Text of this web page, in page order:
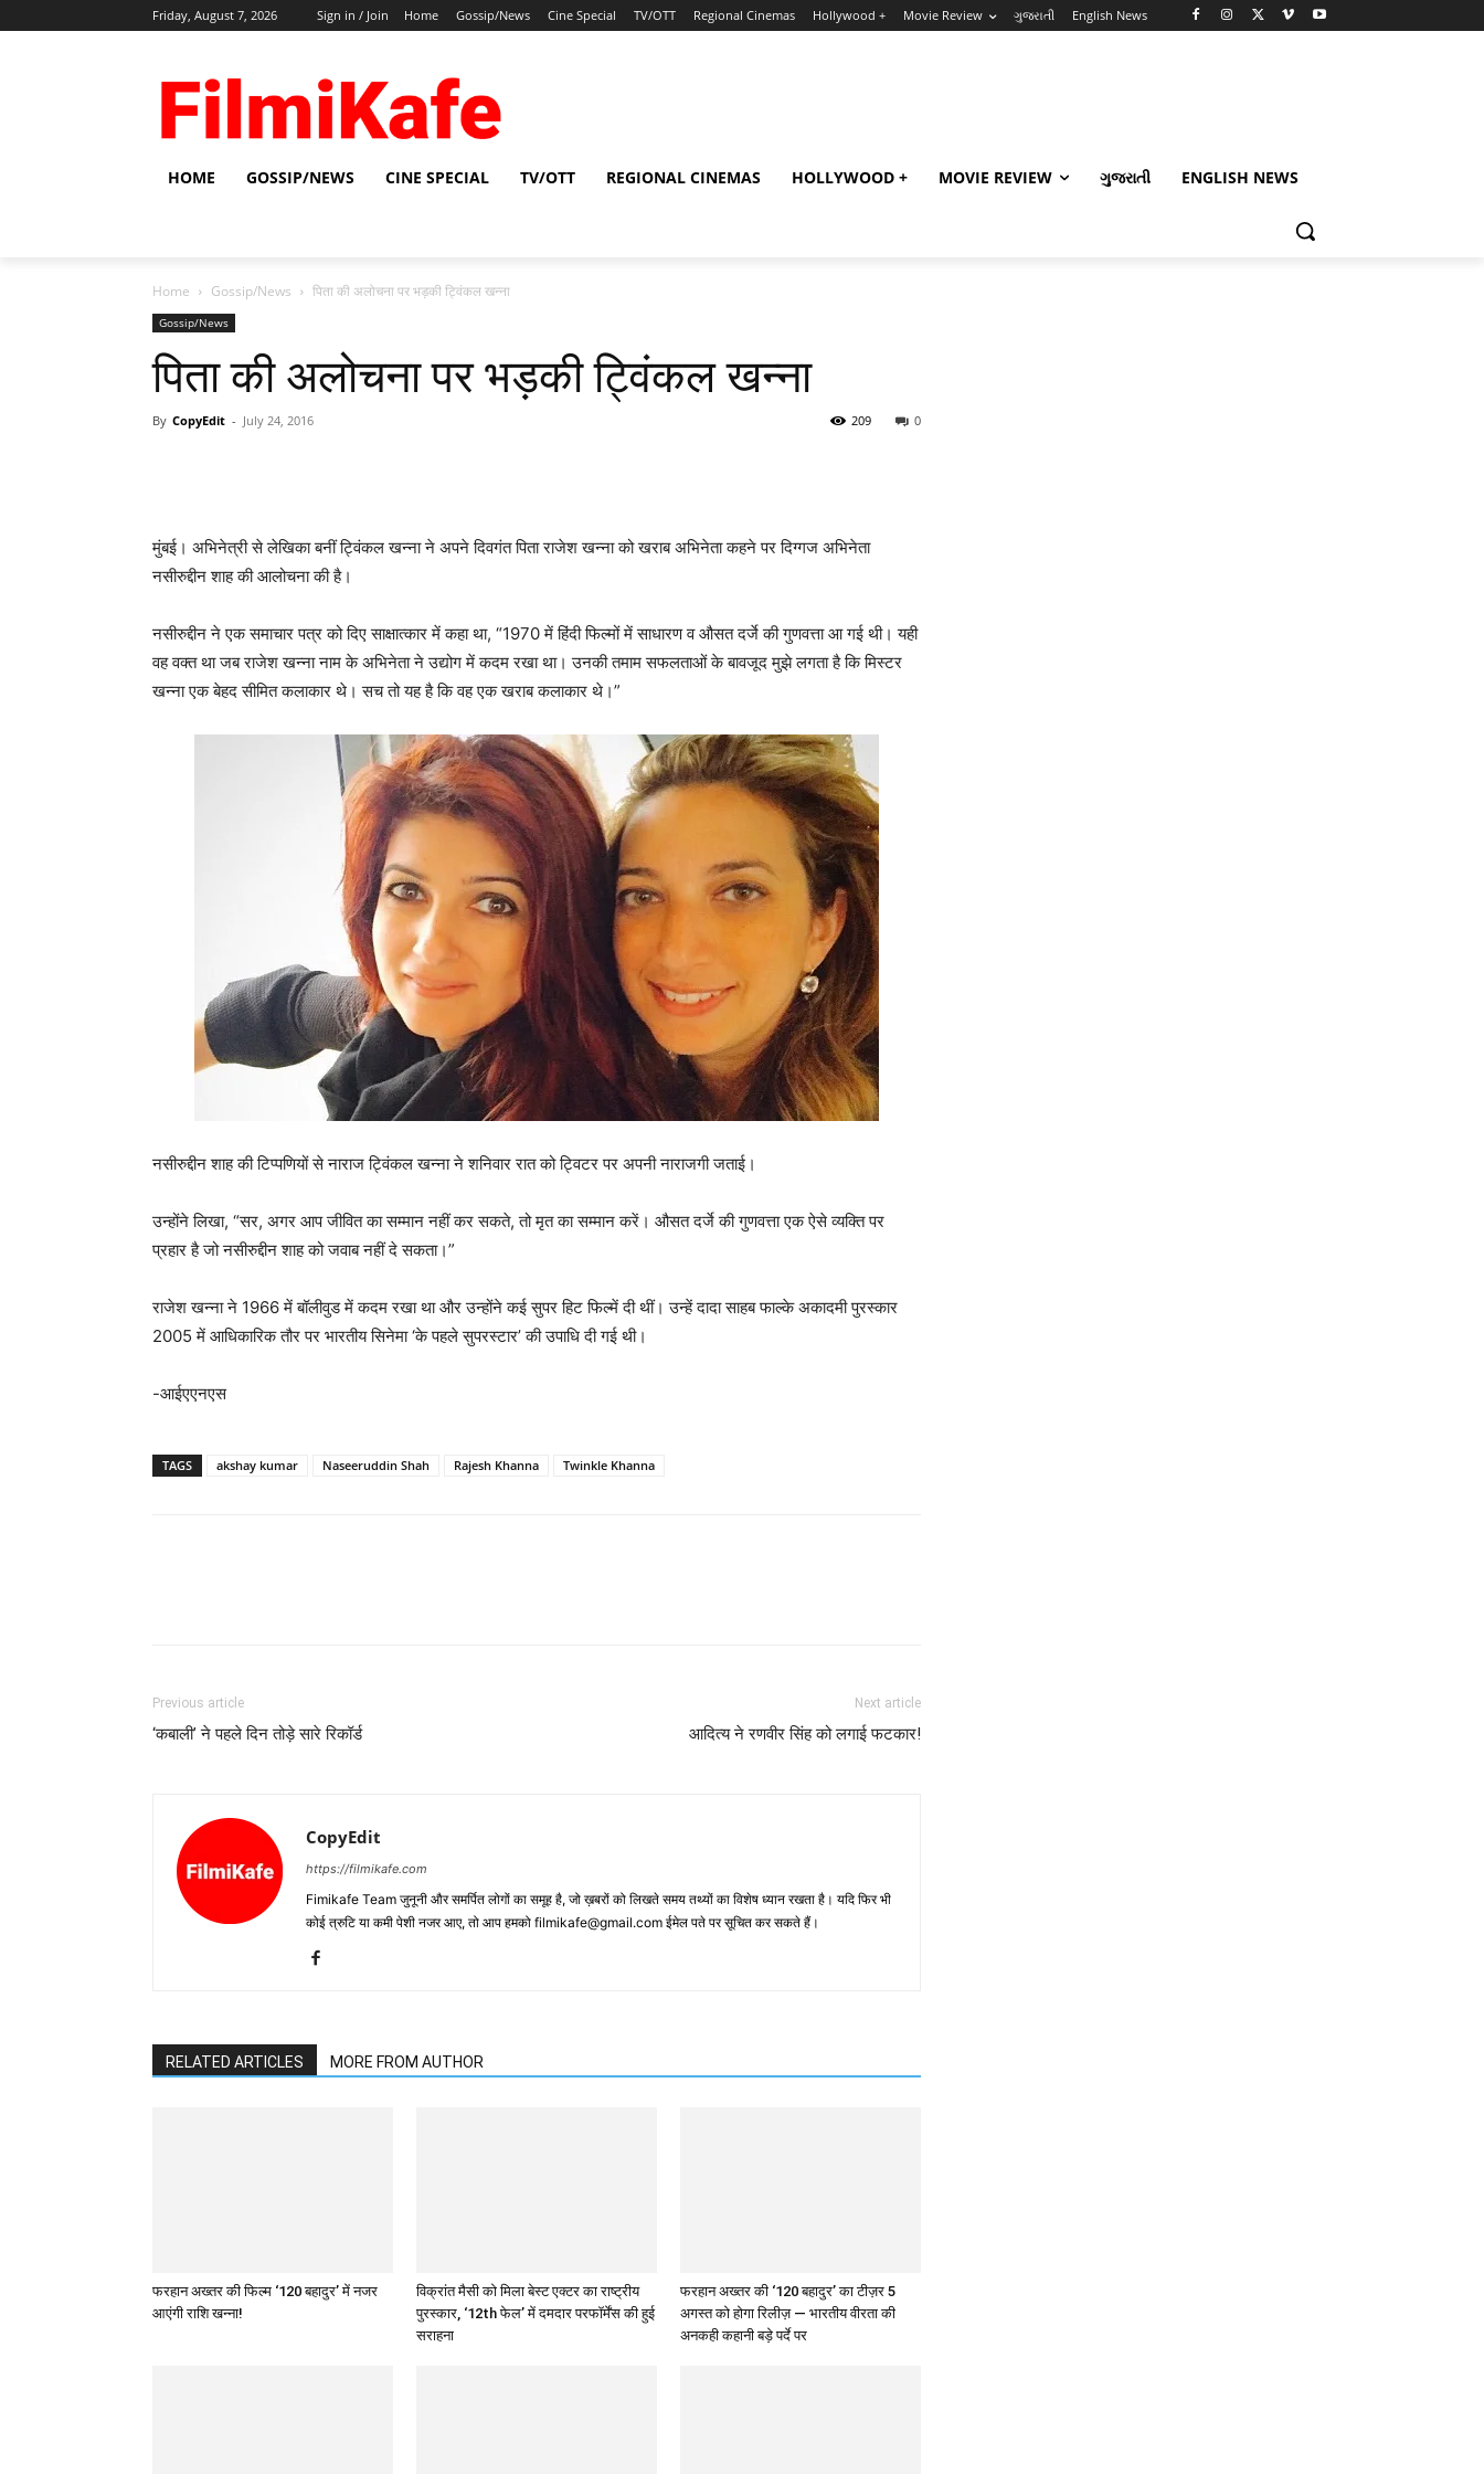
Friday, August 7, 2026 Sign in / Join Home Gossip/News Cine Special TV/OTT Regional Cinemas Hollywood + Movie Review ગુજરાતી English News
HOME GOSSIP/NEWS CINE SPECIAL TV/OTT REGIONAL CINEMAS HOLLYWOOD + MOVIE REVIEW ગુજરાતી ENGLISH NEWS
Home Gossip/News पिता की अलोचना पर भड़की ट्विंकल खन्‍ना
Gossip/News
पिता की अलोचना पर भड़की ट्विंकल खन्‍ना
By CopyEdit - July 24, 2016 0
209
मुंबई। अभिनेत्री से लेखिका बनीं ट्विंकल खन्ना ने अपने दिवगंत पिता राजेश खन्ना को खराब अभिनेता कहने पर दिग्गज अभिनेता
नसीरुद्दीन शाह की आलोचना की है।
नसीरुद्दीन ने एक समाचार पत्र को दिए साक्षात्कार में कहा था, “1970 में हिंदी फिल्मों में साधारण व औसत दर्जे की गुणवत्ता आ गई थी। यही
वह वक्त था जब राजेश खन्ना नाम के अभिनेता ने उद्योग में कदम रखा था। उनकी तमाम सफलताओं के बावजूद मुझे लगता है कि मिस्टर
खन्ना एक बेहद सीमित कलाकार थे। सच तो यह है कि वह एक खराब कलाकार थे।”
नसीरुद्दीन शाह की टिप्पणियों से नाराज ट्विंकल खन्‍ना ने शनिवार रात को ट्विटर पर अपनी नाराजगी जताई।
उन्होंने लिखा, “सर, अगर आप जीवित का सम्मान नहीं कर सकते, तो मृत का सम्मान करें। औसत दर्जे की गुणवत्ता एक ऐसे व्यक्ति पर
प्रहार है जो नसीरुद्दीन शाह को जवाब नहीं दे सकता।”
राजेश खन्ना ने 1966 में बॉलीवुड में कदम रखा था और उन्होंने कई सुपर हिट फिल्में दी थीं। उन्हें दादा साहब फाल्के अकादमी पुरस्कार
2005 में आधिकारिक तौर पर भारतीय सिनेमा ‘के पहले सुपरस्टार’ की उपाधि दी गई थी।
-आईएएनएस
TAGS akshay kumar Naseeruddin Shah Rajesh Khanna Twinkle Khanna
Previous article
‘कबाली’ ने पहले दिन तोड़े सारे रिकॉर्ड
Next article
आदित्‍य ने रणवीर सिंह को लगाई फटकार!
CopyEdit
https://filmikafe.com
Fimikafe Team जुनूनी और समर्पित लोगों का समूह है, जो ख़बरों को लिखते समय तथ्‍यों का विशेष ध्‍यान रखता है। यदि फिर भी
कोई त्रुटि या कमी पेशी नजर आए, तो आप हमको filmikafe@gmail.com ईमेल पते पर सूचित कर सकते हैं।
RELATED ARTICLES MORE FROM AUTHOR
फरहान अख्तर की फिल्म ‘120 बहादुर’ में नजर
आएंगी राशि खन्ना!
विक्रांत मैसी को मिला बेस्ट एक्टर का राष्ट्रीय
पुरस्कार, ‘12th फेल’ में दमदार परफॉर्मेंस की हुई
सराहना
फरहान अख्तर की ‘120 बहादुर’ का टीज़र 5
अगस्त को होगा रिलीज़ — भारतीय वीरता की
अनकही कहानी बड़े पर्दे पर